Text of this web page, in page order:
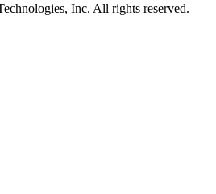
Inc. All rights reserved.